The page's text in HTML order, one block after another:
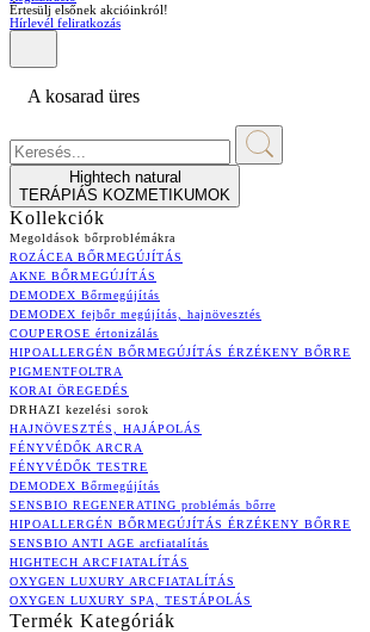
Értesülj elsőnek akcióinkról!
Hírlevél feliratkozás
A kosarad üres
Hightech natural
TERÁPIÁS KOZMETIKUMOK
Kollekciók
Megoldások bőrproblémákra
ROZÁCEA BŐRMEGÚJÍTÁS
AKNE BŐRMEGÚJÍTÁS
DEMODEX Bőrmegújítás
DEMODEX fejbőr megújítás, hajnövesztés
COUPEROSE értonizálás
HIPOALLERGÉN BŐRMEGÚJÍTÁS ÉRZÉKENY BŐRRE
PIGMENTFOLTRA
KORAI ÖREGEDÉS
DRHAZI kezelési sorok
HAJNÖVESZTÉS, HAJÁPOLÁS
FÉNYVÉDŐK ARCRA
FÉNYVÉDŐK TESTRE
DEMODEX Bőrmegújítás
SENSBIO REGENERATING problémás bőrre
HIPOALLERGÉN BŐRMEGÚJÍTÁS ÉRZÉKENY BŐRRE
SENSBIO ANTI AGE arcfiatalítás
HIGHTECH ARCFIATALÍTÁS
OXYGEN LUXURY ARCFIATALÍTÁS
OXYGEN LUXURY SPA, TESTÁPOLÁS
Termék Kategóriák